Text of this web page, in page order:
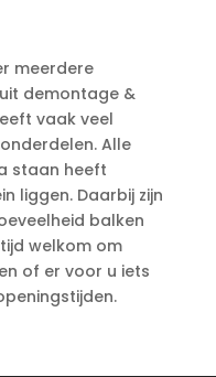
meerdere
demontage &
vaak veel
Alle
staan heeft
liggen. Daarbij zijn
balken
welkom om
of er voor u iets